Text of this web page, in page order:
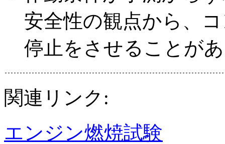
安全性の観点から、
停止をさせることが
関連リンク:
エンジン燃焼試験